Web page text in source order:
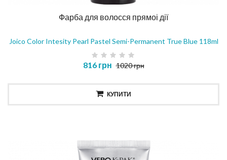
Фарба для волосся прямоі дії
Joico Color Intesity Pearl Pastel Semi-Permanent True Blue 118ml
816 грн 1020 грн
КУПИТИ